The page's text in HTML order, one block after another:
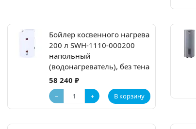
Бойлер косвенного нагрева
200 л SWH-1110-000200
напольный
(водонагреватель), без тена
58 240 ₽
− + В корзину